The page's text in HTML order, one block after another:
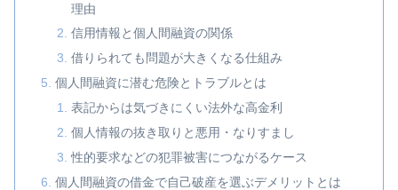
理由
信用情報と個人間融資の関係
借りられても問題が大きくなる仕組み
個人間融資に潜む危険とトラブルとは
表記からは気づきにくい法外な高金利
個人情報の抜き取りと悪用・なりすまし
性的要求などの犯罪被害につながるケース
個人間融資の借金で自己破産を選ぶデメリットとは